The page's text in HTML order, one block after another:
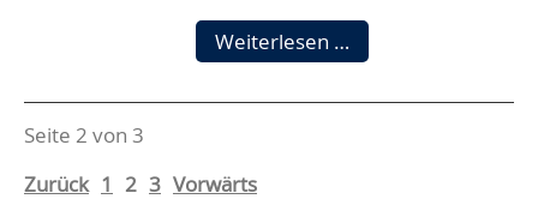
Weiterlesen … Tag
der
Seite 2 von 3
Zurück 1 2 3 Vorwärts